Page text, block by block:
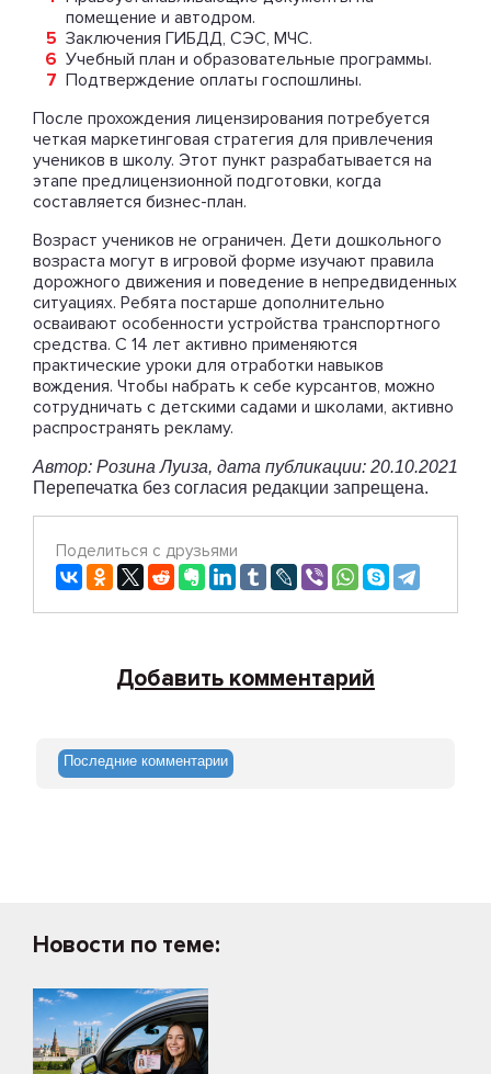
помещение и автодром.
Заключения ГИБДД, СЭС, МЧС.
Учебный план и образовательные программы.
Подтверждение оплаты госпошлины.
После прохождения лицензирования потребуется
четкая маркетинговая стратегия для привлечения
учеников в школу. Этот пункт разрабатывается на
этапе предлицензионной подготовки, когда
составляется бизнес-план.
Возраст учеников не ограничен. Дети дошкольного
возраста могут в игровой форме изучают правила
дорожного движения и поведение в непредвиденных
ситуациях. Ребята постарше дополнительно
осваивают особенности устройства транспортного
средства. С 14 лет активно применяются
практические уроки для отработки навыков
вождения. Чтобы набрать к себе курсантов, можно
сотрудничать с детскими садами и школами, активно
распространять рекламу.
Автор: Розина Луиза, дата публикации: 20.10.2021
Перепечатка без согласия редакции запрещена.
Поделиться с друзьями
Добавить комментарий
Последние комментарии
Новости по теме: